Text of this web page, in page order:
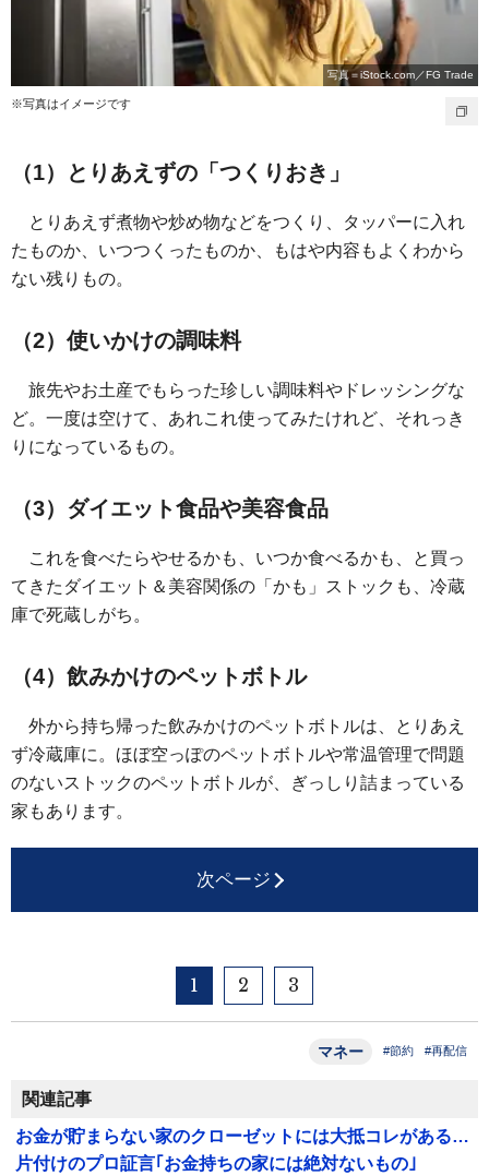
写真＝iStock.com／FG Trade
※写真はイメージです
（1）とりあえずの「つくりおき」
とりあえず煮物や炒め物などをつくり、タッパーに入れ
たものか、いつつくったものか、もはや内容もよくわから
ない残りもの。
（2）使いかけの調味料
旅先やお土産でもらった珍しい調味料やドレッシングな
ど。一度は空けて、あれこれ使ってみたけれど、それっき
りになっているもの。
（3）ダイエット食品や美容食品
これを食べたらやせるかも、いつか食べるかも、と買っ
てきたダイエット＆美容関係の「かも」ストックも、冷蔵
庫で死蔵しがち。
（4）飲みかけのペットボトル
外から持ち帰った飲みかけのペットボトルは、とりあえ
ず冷蔵庫に。ほぼ空っぽのペットボトルや常温管理で問題
のないストックのペットボトルが、ぎっしり詰まっている
家もあります。
次ページ
1 2 3
マネー #節約 #再配信
関連記事
お金が貯まらない家のクローゼットには大抵コレがある…
片付けのプロ証言｢お金持ちの家には絶対ないもの｣